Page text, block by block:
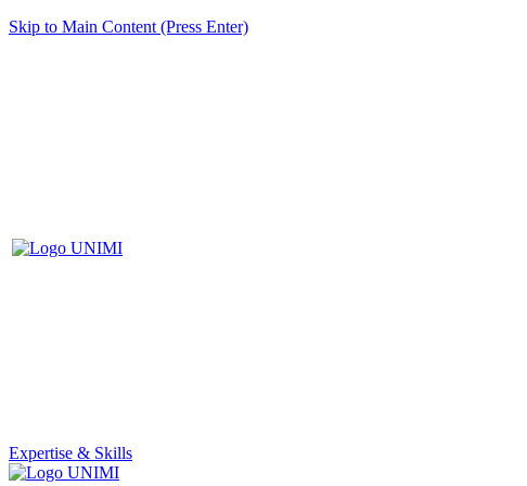
Skip to Main Content (Press Enter)
Expertise & Skills